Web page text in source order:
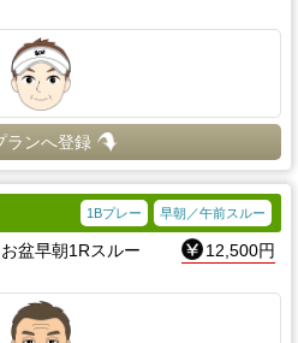
ランへ登録
早朝／午前スルー
1Bプレー
盆早朝1Rスルー 12,500円